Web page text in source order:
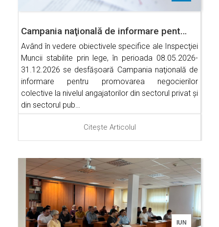
Campania naţională de informare pent…
Având în vedere obiectivele specifice ale Inspecţiei
Muncii stabilite prin lege, în perioada 08.05.2026-
31.12.2026 se desfăşoară Campania naţională de
informare pentru promovarea negocierilor
colective la nivelul angajatorilor din sectorul privat şi
din sectorul pub…
Citește Articolul
IUN